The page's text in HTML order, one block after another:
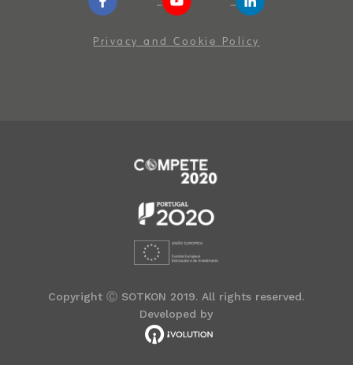
Privacy and Cookie Policy
Copyright Ⓒ SOTKON 2019. All rights reserved.
Developed by